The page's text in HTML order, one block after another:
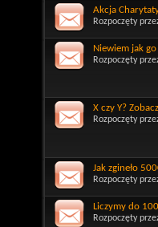
Akcja
Rozpoczęty
Niewiem jak go
Rozpoczęty
X czy Y?
Rozpoczęty
Jak zgineło
Rozpoczęty
Liczymy do
Rozpoczęty